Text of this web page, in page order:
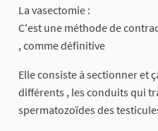
La vasectomie :
C'est une méthode de
, comme définitive
Elle consiste à sectionner et
différents , les conduits qui
spermatozoïdes des